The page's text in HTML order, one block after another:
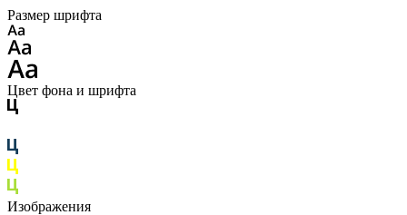
Размер шрифта
Цвет фона и шрифта
Изображения